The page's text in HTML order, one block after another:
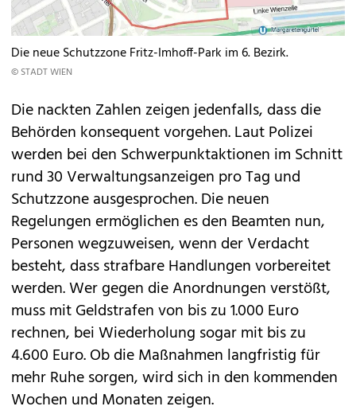
Die neue Schutzzone Fritz-Imhoff-Park im 6. Bezirk.
© STADT WIEN
Die nackten Zahlen zeigen jedenfalls, dass die
Behörden konsequent vorgehen. Laut Polizei
werden bei den Schwerpunktaktionen im Schnitt
rund 30 Verwaltungsanzeigen pro Tag und
Schutzzone ausgesprochen. Die neuen
Regelungen ermöglichen es den Beamten nun,
Personen wegzuweisen, wenn der Verdacht
besteht, dass strafbare Handlungen vorbereitet
werden. Wer gegen die Anordnungen verstößt,
muss mit Geldstrafen von bis zu 1.000 Euro
rechnen, bei Wiederholung sogar mit bis zu
4.600 Euro. Ob die Maßnahmen langfristig für
mehr Ruhe sorgen, wird sich in den kommenden
Wochen und Monaten zeigen.